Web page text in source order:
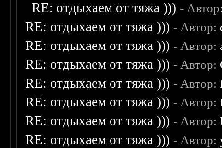
RE: отдыхаем от тяжа ))) -
RE: отдыхаем от тяжа ))) - Автор:
RE: отдыхаем от тяжа ))) - Автор:
RE: отдыхаем от тяжа ))) - Автор:
RE: отдыхаем от тяжа ))) - Автор:
RE: отдыхаем от тяжа ))) - Автор:
RE: отдыхаем от тяжа ))) - Автор:
RE: отдыхаем от тяжа ))) - Автор: